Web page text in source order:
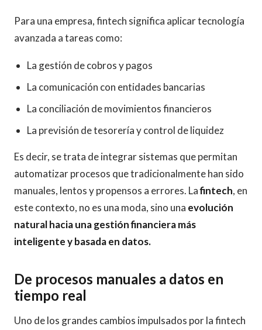
Para una empresa, fintech significa aplicar tecnología
avanzada a tareas como:
La gestión de cobros y pagos
La comunicación con entidades bancarias
La conciliación de movimientos financieros
La previsión de tesorería y control de liquidez
Es decir, se trata de integrar sistemas que permitan
automatizar procesos que tradicionalmente han sido
manuales, lentos y propensos a errores. Lafintech, en
este contexto, no es una moda, sino una evolución
natural hacia una gestión financiera más
inteligente y basada en datos.
De procesos manuales a datos en
tiempo real
Uno de los grandes cambios impulsados por la fintech